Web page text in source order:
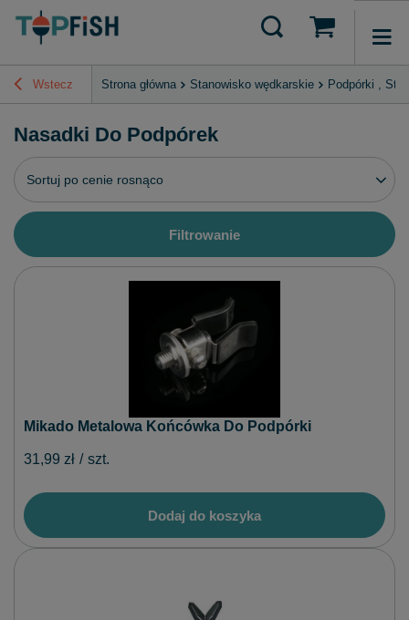
Wstecz Strona główna Stanowisko wędkarskie Podpórki ,
Nasadki Do Podpórek
Zmień sortowanie
Sortuj po cenie rosnąco
Filtrowanie
Mikado Metalowa Końcówka Do Podpórki
31,99 zł / szt.
Dodaj do koszyka